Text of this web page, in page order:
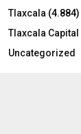
Tlaxcala (4.884)
Tlaxcala Capital
Uncategorized